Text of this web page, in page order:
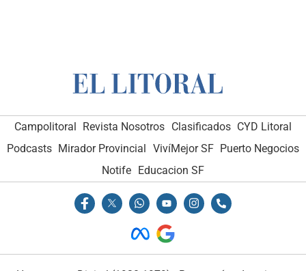
Campolitoral Revista Nosotros Clasificados CYD Litoral
Podcasts Mirador Provincial VivíMejor SF Puerto Negocios
Notife Educacion SF